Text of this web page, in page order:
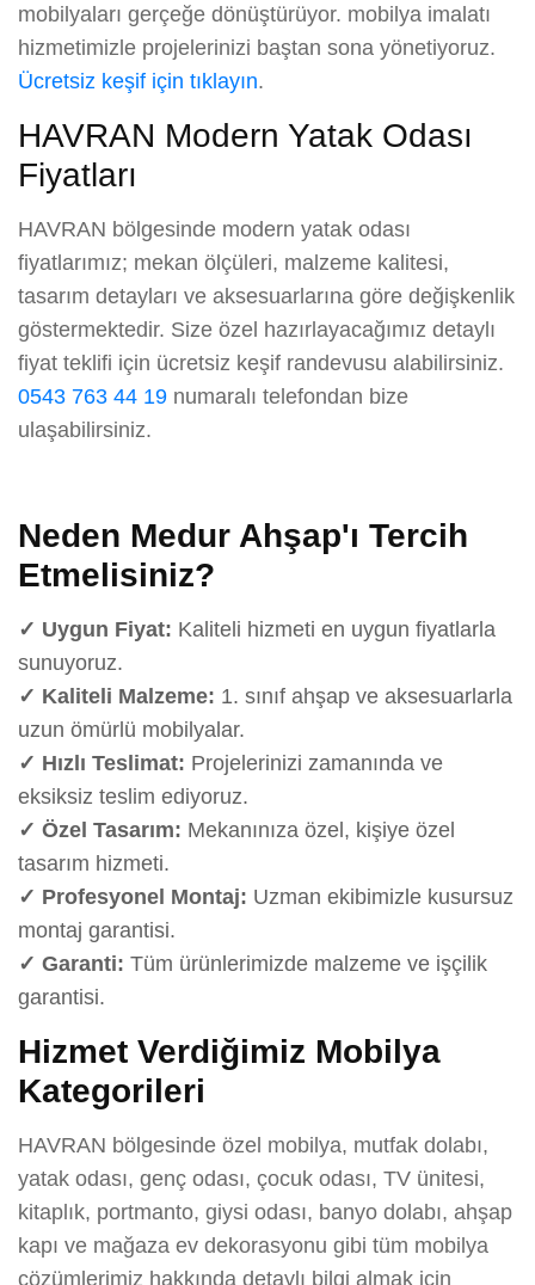
mobilyaları gerçeğe dönüştürüyor. mobilya imalatı
hizmetimizle projelerinizi baştan sona yönetiyoruz.
Ücretsiz keşif için tıklayın.
HAVRAN Modern Yatak Odası
Fiyatları
HAVRAN bölgesinde modern yatak odası
fiyatlarımız; mekan ölçüleri, malzeme kalitesi,
tasarım detayları ve aksesuarlarına göre değişkenlik
göstermektedir. Size özel hazırlayacağımız detaylı
fiyat teklifi için ücretsiz keşif randevusu alabilirsiniz.
0543 763 44 19 numaralı telefondan bize
ulaşabilirsiniz.
Neden Medur Ahşap'ı Tercih
Etmelisiniz?
✓ Uygun Fiyat: Kaliteli hizmeti en uygun fiyatlarla
sunuyoruz.
✓ Kaliteli Malzeme: 1. sınıf ahşap ve aksesuarlarla
uzun ömürlü mobilyalar.
✓ Hızlı Teslimat: Projelerinizi zamanında ve
eksiksiz teslim ediyoruz.
✓ Özel Tasarım: Mekanınıza özel, kişiye özel
tasarım hizmeti.
✓ Profesyonel Montaj: Uzman ekibimizle kusursuz
montaj garantisi.
✓ Garanti: Tüm ürünlerimizde malzeme ve işçilik
garantisi.
Hizmet Verdiğimiz Mobilya
Kategorileri
HAVRAN bölgesinde özel mobilya, mutfak dolabı,
yatak odası, genç odası, çocuk odası, TV ünitesi,
kitaplık, portmanto, giysi odası, banyo dolabı, ahşap
kapı ve mağaza ev dekorasyonu gibi tüm mobilya
çözümlerimiz hakkında detaylı bilgi almak için